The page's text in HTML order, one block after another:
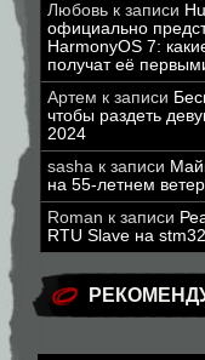
Любовь к записи
официально
HarmonyOS 7:
получат её
Артем к записи
чтобы раздеть
2024
sasha к записи
на 55-летнем
Roman к записи
RTU Slave на stm32